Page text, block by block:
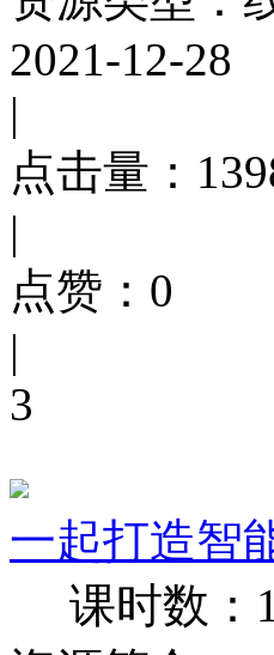
2021-12-28
|
点击量：
|
点赞： 0
|
3
一起打造智
课时数：